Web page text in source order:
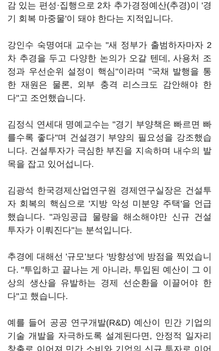
감 있는 편성·집행으로 2차 추가경정예산(추경)이 '경
기 회복 마중물'이 돼야 한다는 지적입니다.
강인수 숙명여대 교수는 "새 정부가 출범하자마자 2
차 추경을 두고 다양한 논의가 오갈 텐데, 사용처 조
정과 우선순위 설정이 핵심"이라며 "국채 발행을 통
한 재원은 물론, 외부 충격 리스크도 감안해야 한
다"고 조언했습니다.
김정식 연세대 명예교수는 "경기 부양책은 빠르면 빠
를수록 좋다"며 건설경기 부양의 필요성을 강조했습
니다. 건설투자가 극심한 부진을 지속하며 내수의 발
목을 잡고 있어섭니다.
김광석 한국경제산업연구원 경제연구실장은 건설투
자 회복의 핵심으로 '지방 악성 미분양 주택'을 언급
했습니다. "과잉공급 물량을 해소해야만 신규 건설
투자가 이뤄진다"는 분석입니다.
추경에 대해선 '규모'보다 '방향성'에 방점을 찍었습니
다. "투입하고 끝나는 게 아니라, 투입된 예산이 그 이
상의 생산을 유발하는 경제 선순환을 이끌어야 한
다"고 했습니다.
예를 들어 공공 연구개발(R&D) 예산이 민간 기업의
기술 개발을 자극하도록 설계된다면, 안정적 일자리
창출로 이어져 민간 소비와 기업의 신규 투자로 이어